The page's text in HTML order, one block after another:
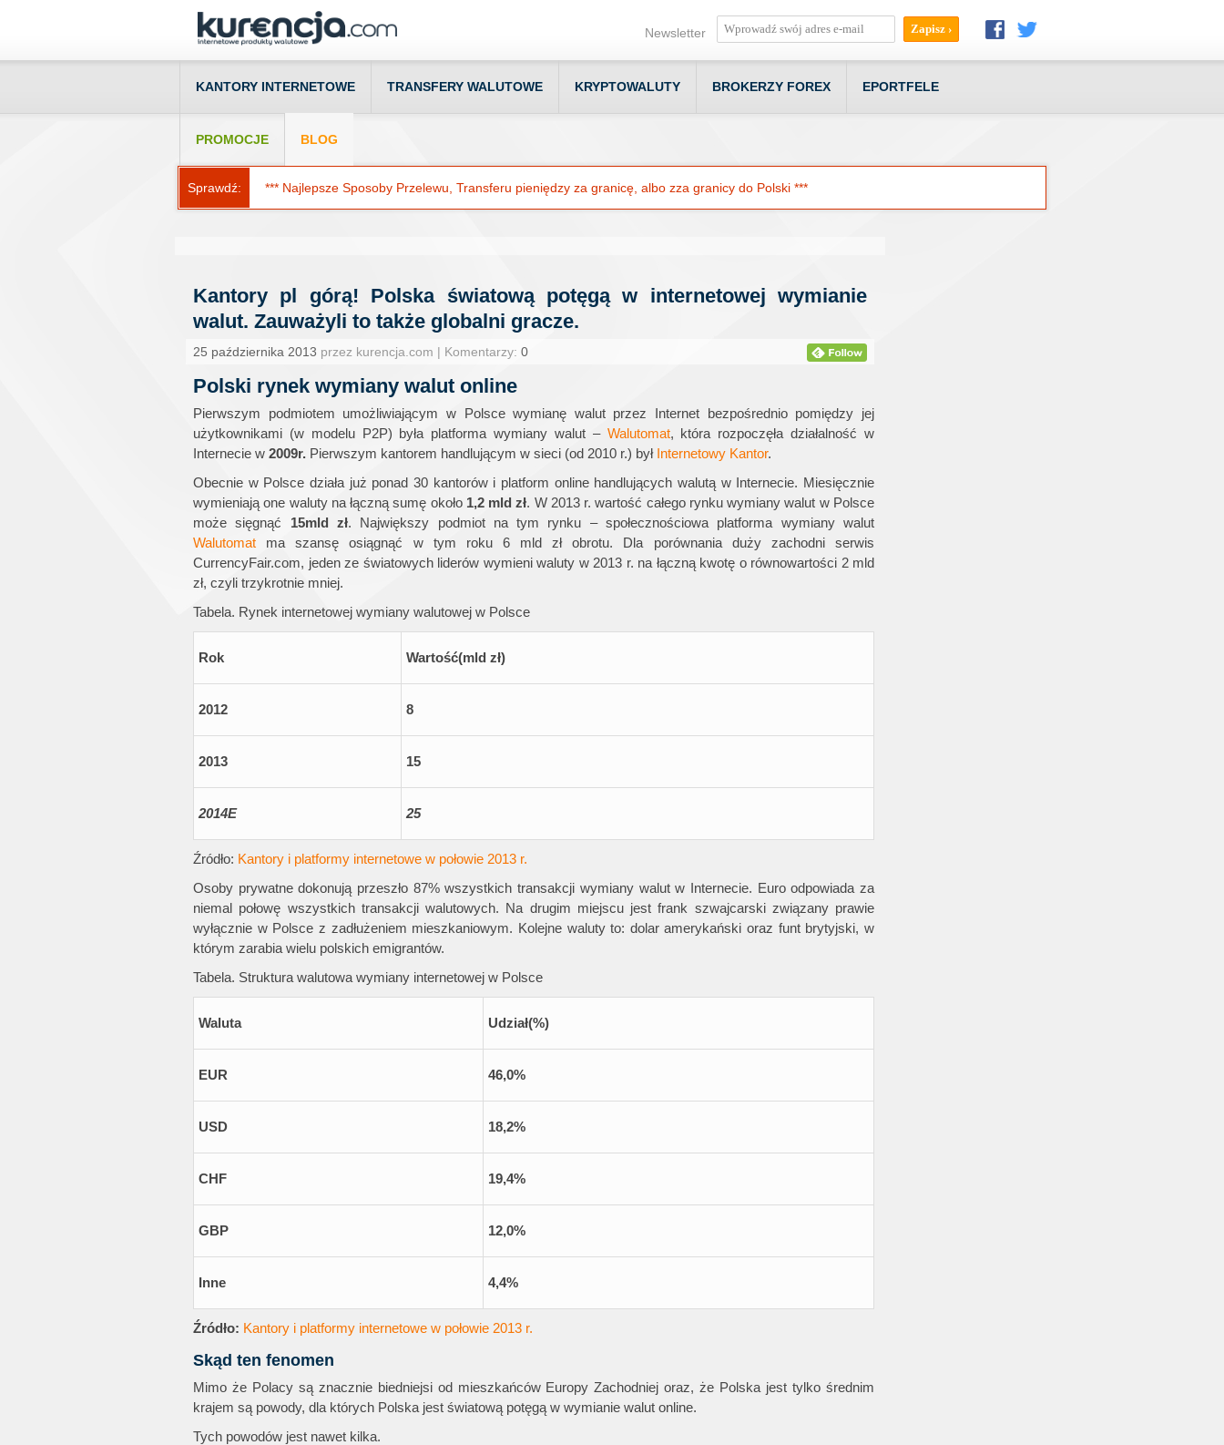
Newsletter
KANTORY INTERNETOWE TRANSFERY WALUTOWE KRYPTOWALUTY BROKERZY FOREX EPORTFELE
PROMOCJE BLOG
Sprawdź: *** Najlepsze Sposoby Przelewu, Transferu pieniędzy za granicę, albo zza granicy do Polski ***
Kantory pl górą! Polska światową potęgą w internetowej wymianie
walut. Zauważyli to także globalni gracze.
25 października 2013 przez kurencja.com | Komentarzy: 0
Polski rynek wymiany walut online
Pierwszym podmiotem umożliwiającym w Polsce wymianę walut przez Internet bezpośrednio pomiędzy jej
użytkownikami (w modelu P2P) była platforma wymiany walut – Walutomat, która rozpoczęła działalność w
Internecie w 2009r. Pierwszym kantorem handlującym w sieci (od 2010 r.) był Internetowy Kantor.
Obecnie w Polsce działa już ponad 30 kantorów i platform online handlujących walutą w Internecie. Miesięcznie
wymieniają one waluty na łączną sumę około 1,2 mld zł. W 2013 r. wartość całego rynku wymiany walut w Polsce
może sięgnąć 15mld zł. Największy podmiot na tym rynku – społecznościowa platforma wymiany walut
Walutomat ma szansę osiągnąć w tym roku 6 mld zł obrotu. Dla porównania duży zachodni serwis
CurrencyFair.com, jeden ze światowych liderów wymieni waluty w 2013 r. na łączną kwotę o równowartości 2 mld
zł, czyli trzykrotnie mniej.
Tabela. Rynek internetowej wymiany walutowej w Polsce
Rok Wartość(mld zł)
2012 8
2013 15
2014E 25
Źródło: Kantory i platformy internetowe w połowie 2013 r.
Osoby prywatne dokonują przeszło 87% wszystkich transakcji wymiany walut w Internecie. Euro odpowiada za
niemal połowę wszystkich transakcji walutowych. Na drugim miejscu jest frank szwajcarski związany prawie
wyłącznie w Polsce z zadłużeniem mieszkaniowym. Kolejne waluty to: dolar amerykański oraz funt brytyjski, w
którym zarabia wielu polskich emigrantów.
Tabela. Struktura walutowa wymiany internetowej w Polsce
Waluta Udział(%)
EUR 46,0%
USD 18,2%
CHF 19,4%
GBP 12,0%
Inne 4,4%
Źródło: Kantory i platformy internetowe w połowie 2013 r.
Skąd ten fenomen
Mimo że Polacy są znacznie biedniejsi od mieszkańców Europy Zachodniej oraz, że Polska jest tylko średnim
krajem są powody, dla których Polska jest światową potęgą w wymianie walut online.
Tych powodów jest nawet kilka.